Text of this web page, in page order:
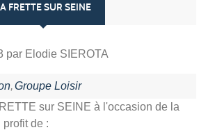
FRETTE SUR SEINE
par Elodie SIEROTA
Groupe Loisir
sur SEINE à l'occasion de la
de :